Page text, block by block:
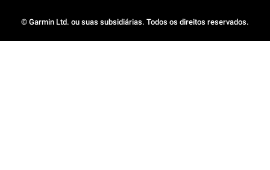
© Garmin Ltd. ou suas subsidiárias. Todos os direitos reservados.